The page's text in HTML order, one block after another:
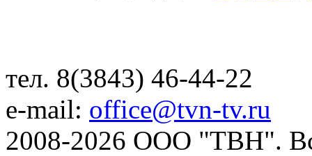
тел. 8(3843) 46-44-22
e-mail: office@tvn-tv.ru
2008-2026 ООО "ТВН".